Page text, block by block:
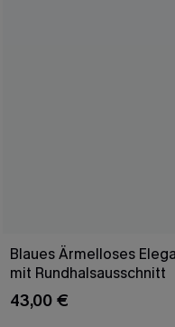
Blaues Ärmelloses
mit Rundhalsausschnitt
43,00 €